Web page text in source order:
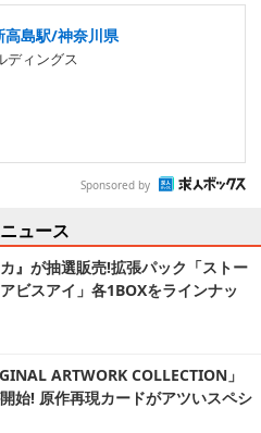
島駅/神奈川県
ディングス
Sponsored by
ュース
』が抽選販売!拡張パック「ストー
ビスアイ」各1BOXをラインナッ
ARTWORK COLLECTION」
始! 原作再現カードがアツいスペシ